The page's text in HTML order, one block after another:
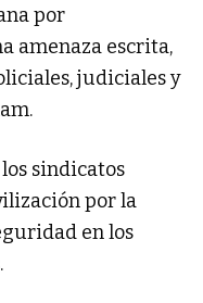
por
amenaza escrita,
judiciales y
sindicatos
por la
en los